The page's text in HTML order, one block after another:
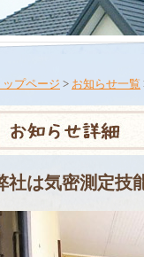
ップページ > お知らせ一覧
社は気密測定技